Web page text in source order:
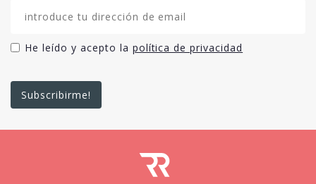
He leído y acepto la política de privacidad